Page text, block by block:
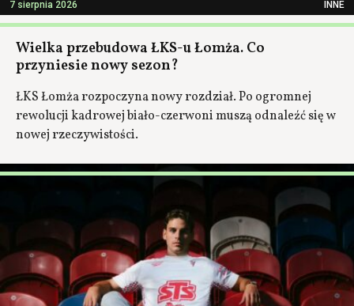
7 sierpnia 2026 INNE
Wielka przebudowa ŁKS-u Łomża. Co
przyniesie nowy sezon?
ŁKS Łomża rozpoczyna nowy rozdział. Po ogromnej
rewolucji kadrowej biało-czerwoni muszą odnaleźć się w
nowej rzeczywistości.